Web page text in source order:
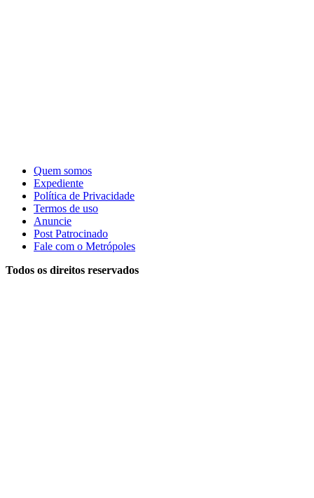
Quem somos
Expediente
Política de Privacidade
Termos de uso
Anuncie
Post Patrocinado
Fale com o Metrópoles
Todos os direitos reservados